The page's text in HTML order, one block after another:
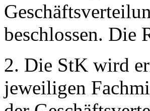
beschlossen. Die
2. Die StK wird
jeweiligen